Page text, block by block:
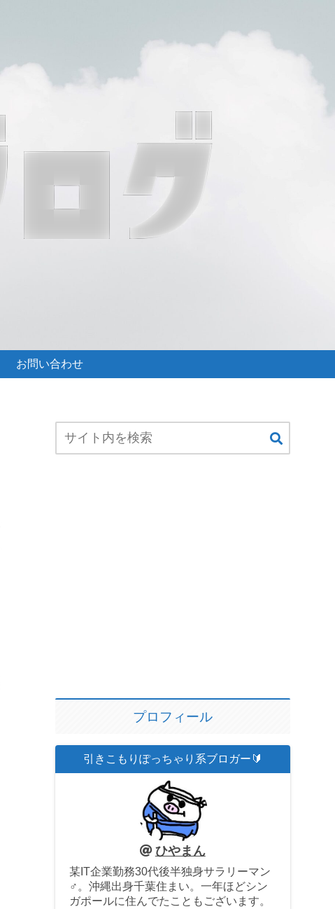
お問い合わせ
プロフィール
引きこもりぽっちゃり系ブロガー🔰
ひやまん
某IT企業勤務30代後半独身サラリーマン
♂。沖縄出身千葉住まい。一年ほどシン
ガポールに住んでたこともございます。